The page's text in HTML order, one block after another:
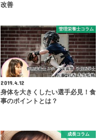
改善
管理栄養士コラム
2019.4.12
身体を大きくしたい選手必見！食
事のポイントとは？
成長コラム